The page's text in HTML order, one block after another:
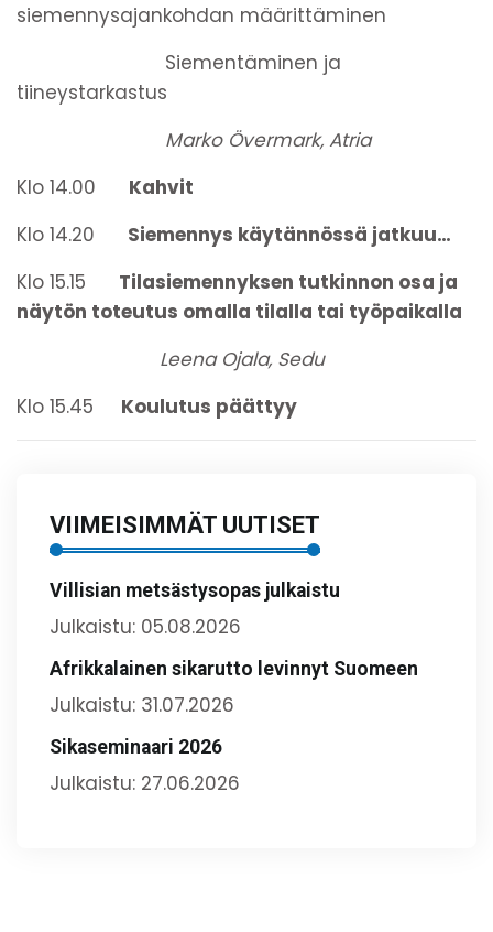
siemennysajankohdan määrittäminen
Siementäminen ja
tiineystarkastus
Marko Övermark, Atria
Klo 14.00
Kahvit
Klo 14.20
Siemennys käytännössä jatkuu…
Klo 15.15
Tilasiemennyksen tutkinnon osa ja
näytön toteutus omalla tilalla tai työpaikalla
Leena Ojala, Sedu
Klo 15.45 Koulutus päättyy
VIIMEISIMMÄT UUTISET
Villisian metsästysopas julkaistu
Julkaistu: 05.08.2026
Afrikkalainen sikarutto levinnyt Suomeen
Julkaistu: 31.07.2026
Sikaseminaari 2026
Julkaistu: 27.06.2026